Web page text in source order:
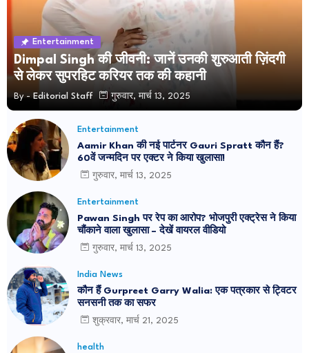
Entertainment
Dimpal Singh की जीवनी: जानें उनकी शुरुआती ज़िंदगी
से लेकर सुपरहिट करियर तक की कहानी
By - Editorial Staff गुरुवार, मार्च 13, 2025
Entertainment
Aamir Khan की नई पार्टनर Gauri Spratt कौन हैं?
60वें जन्मदिन पर एक्टर ने किया खुलासा!
गुरुवार, मार्च 13, 2025
Entertainment
Pawan Singh पर रेप का आरोप? भोजपुरी एक्ट्रेस ने किया
चौंकाने वाला खुलासा – देखें वायरल वीडियो
गुरुवार, मार्च 13, 2025
India News
कौन हैं Gurpreet Garry Walia: एक पत्रकार से ट्विटर
सनसनी तक का सफर
शुक्रवार, मार्च 21, 2025
health